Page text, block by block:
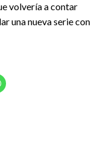
volvería a contar
una nueva serie con